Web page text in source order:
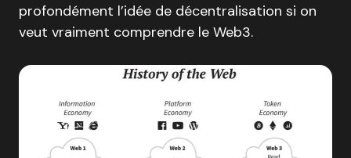
profondément l’idée de décentralisation si on
veut vraiment comprendre le Web3.